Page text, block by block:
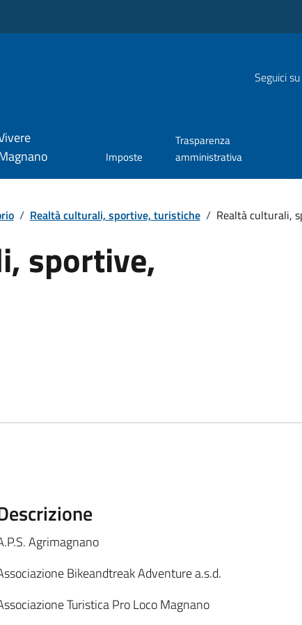
Seguici su
Imposte
Trasparenza
amministrativa
/ Realtà culturali, sportive, turistiche / Realtà culturali,
sportive,
Agrimagnano
Bikeandtreak Adventure a.s.d.
Turistica Pro Loco Magnano